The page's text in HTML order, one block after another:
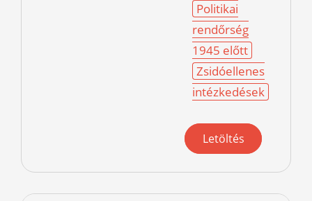
Politikai
rendőrség
1945 előtt
Zsidóellenes
intézkedések
Letöltés